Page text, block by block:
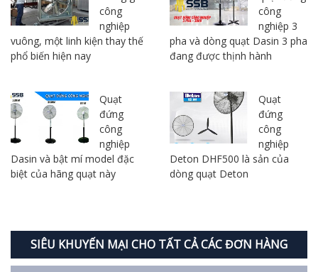
công
nghiệp
vuông, một linh kiện thay thế
phổ biến hiện nay
công
nghiệp 3
pha và dòng quạt Dasin 3 pha
đang được thịnh hành
Quạt
đứng
công
nghiệp
Dasin và bật mí model đặc
biệt của hãng quạt này
Quạt
đứng
công
nghiệp
Deton DHF500 là sản của
dòng quạt Deton
SIÊU KHUYẾN MẠI CHO TẤT CẢ CÁC ĐƠN HÀNG